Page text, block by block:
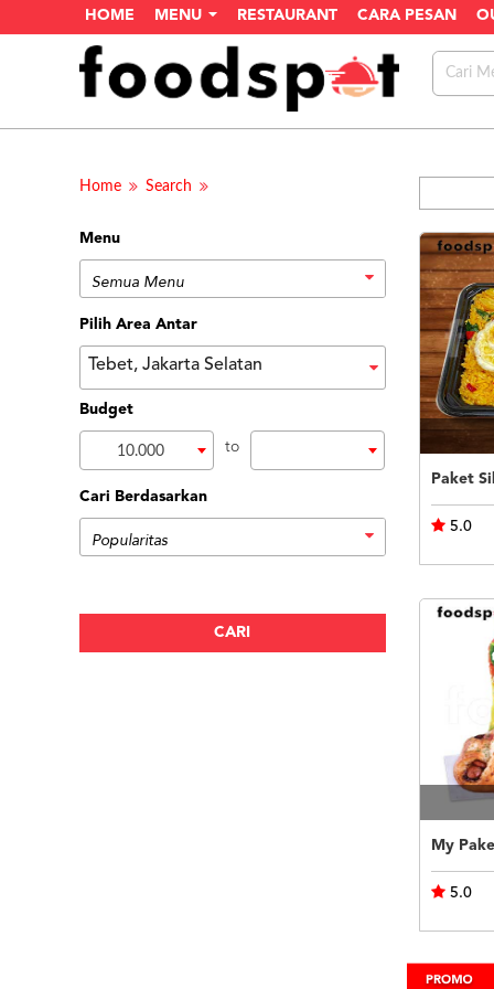
HOME MENU RESTAURANT CARA PESAN
Home Search
Menu
Pilih Area Antar
Tebet, Jakarta Selatan
Budget
10.000 to
Cari Berdasarkan
5.0
My
5.0